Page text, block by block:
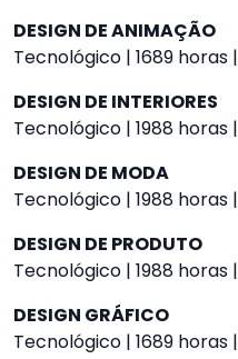
DESIGN DE ANIMAÇÃO
Tecnológico | 1689 horas |
DESIGN DE INTERIORES
Tecnológico | 1988 horas |
DESIGN DE MODA
Tecnológico | 1988 horas |
DESIGN DE PRODUTO
Tecnológico | 1988 horas |
DESIGN GRÁFICO
Tecnológico | 1689 horas |